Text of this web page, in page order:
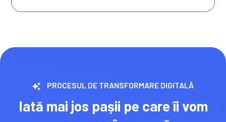
PROCESUL DE TRANSFORMARE DIGITALĂ
Iată mai jos pașii pe care îi vom